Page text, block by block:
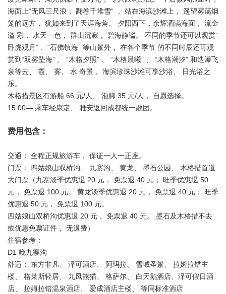
海面上“无风三尺浪， 翻卷千堆雪” ， 站在海滨沙滩上， 遥望雾霭烟
笼的远方， 犹如来到了天涯海角。 夕阳西下，余辉洒满海面， 流金
溢 彩， 水天一色， 群山沉寂， 碧海静谧。 不同的季节还可以观赏”
卧虎观月” 、“石佛镇海” 等山景外， 在各个季节 的不同时辰还可观
赏到“双雾坠海” 、 “木格夕照” 、 “木格晨曦” 、 “木格潮汐” 和迭瀑飞
泉等云、 霞、 雾、 水 奇景， 海滨珍珠沙滩可享沙浴、 日光浴之
乐。
木格措景区有游船 66 元/人、 泡脚 35 元/人， 自愿选择。
15:00— 乘车经康定、 雅安返回成都统一散团。
费用包含：
交通： 全程正规旅游车， 保证一人一正座。
门票： 四姑娘山双桥沟、 九寨沟、 黄龙、 墨石公园、 木格措首道
大门票（九寨淡季优惠退 20 元， 免票退 40 元； 旺季优惠退 50
元， 免票退 100 元。 黄龙淡季优惠退 20 元， 免票退 40 元； 旺季
优惠退 50 元， 免票退 100 元。
四姑娘山双桥沟优惠退 20 元， 免票退 40 元。 墨石及木格措不去
或优惠免票证件， 无退费）
住宿参考：
D1 晚九寨沟
舒适： 东方非凡、 泽可酒店、 阿玛拉、 雪域圣景、 拉姆拉错主
楼、 格莱斯轻居、 九凤熊猫、 格萨尔、 白天鹅酒店、泽可假日酒
店、 拉姆拉错温泉酒店、 爱成酒店主楼、 等同标准酒店